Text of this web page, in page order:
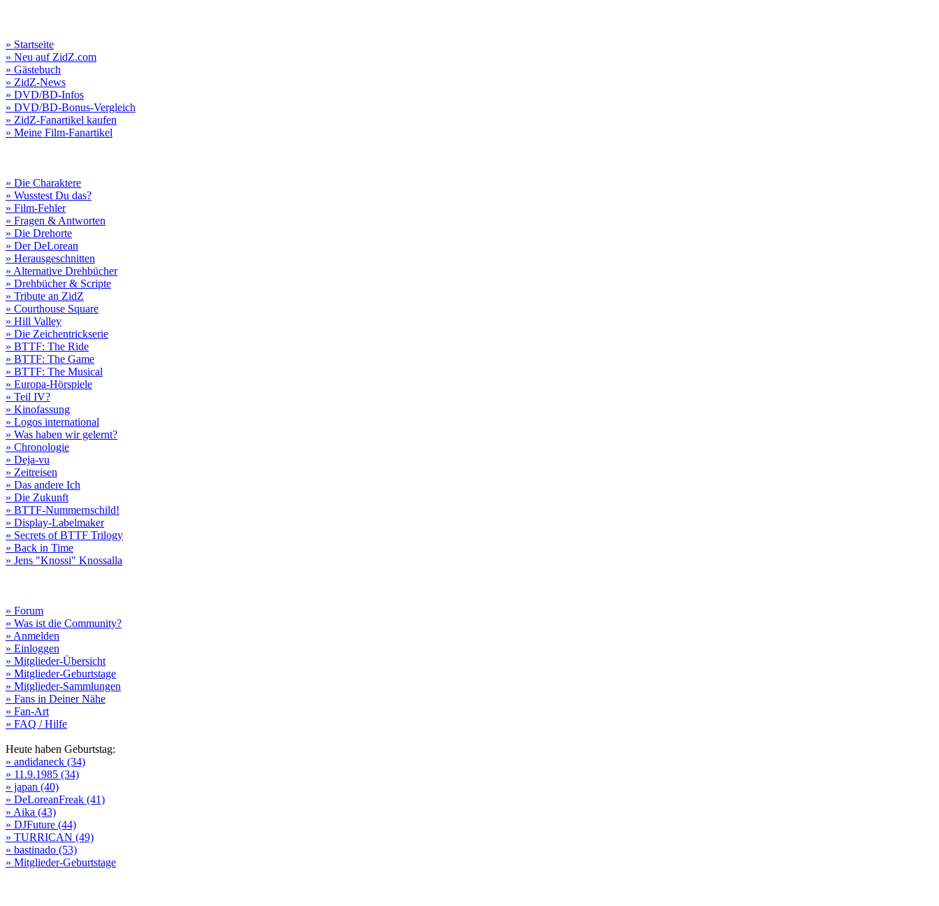
» Startseite
» Neu auf ZidZ.com
» Gästebuch
» ZidZ-News
» DVD/BD-Infos
» DVD/BD-Bonus-Vergleich
» ZidZ-Fanartikel kaufen
» Meine Film-Fanartikel
» Die Charaktere
» Wusstest Du das?
» Film-Fehler
» Fragen & Antworten
» Die Drehorte
» Der DeLorean
» Herausgeschnitten
» Alternative Drehbücher
» Drehbücher & Scripte
» Tribute an ZidZ
» Courthouse Square
» Hill Valley
» Die Zeichentrickserie
» BTTF: The Ride
» BTTF: The Game
» BTTF: The Musical
» Europa-Hörspiele
» Teil IV?
» Kinofassung
» Logos international
» Was haben wir gelernt?
» Chronologie
» Deja-vu
» Zeitreisen
» Das andere Ich
» Die Zukunft
» BTTF-Nummernschild!
» Display-Labelmaker
» Secrets of BTTF Trilogy
» Back in Time
» Jens "Knossi" Knossalla
» Forum
» Was ist die Community?
» Anmelden
» Einloggen
» Mitglieder-Übersicht
» Mitglieder-Geburtstage
» Mitglieder-Sammlungen
» Fans in Deiner Nähe
» Fan-Art
» FAQ / Hilfe
Heute haben Geburtstag:
» andidaneck (34)
» 11.9.1985 (34)
» japan (40)
» DeLoreanFreak (41)
» Aika (43)
» DJFuture (44)
» TURRICAN (49)
» bastinado (53)
» Mitglieder-Geburtstage